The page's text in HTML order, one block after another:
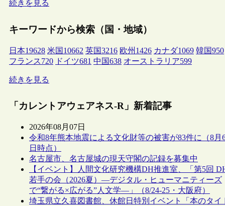
続きを見る
キーワードから検索（国・地域）
日本19628 米国 10662 英国3216 欧州 1426 カナダ1069 韓国950
フランス720 ドイツ681 中国638 オーストラリア599
続きを見る
「カレントアウェアネス-R」新着記事
2026年08月07日
令和8年熊本地震による文化財等の被害が83件に（8月
日時点）
名古屋市、名古屋城の現天守閣の記録を募集中
【イベント】人間文化研究機構DH推進室、「第5回
若手の会（2026夏）―デジタル・ヒューマニティーズ
で“繋がる×広がる”人文学―」（8/24-25・大阪府）
埼玉県立久喜図書館、休館日特別イベント「本のタイ